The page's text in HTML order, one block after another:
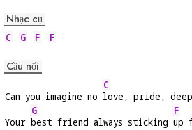
Nhạc cụ
C G F F
Cầu nối
Can you imagine no
C
love, pride,
Your
G
best friend always sticking
F
up